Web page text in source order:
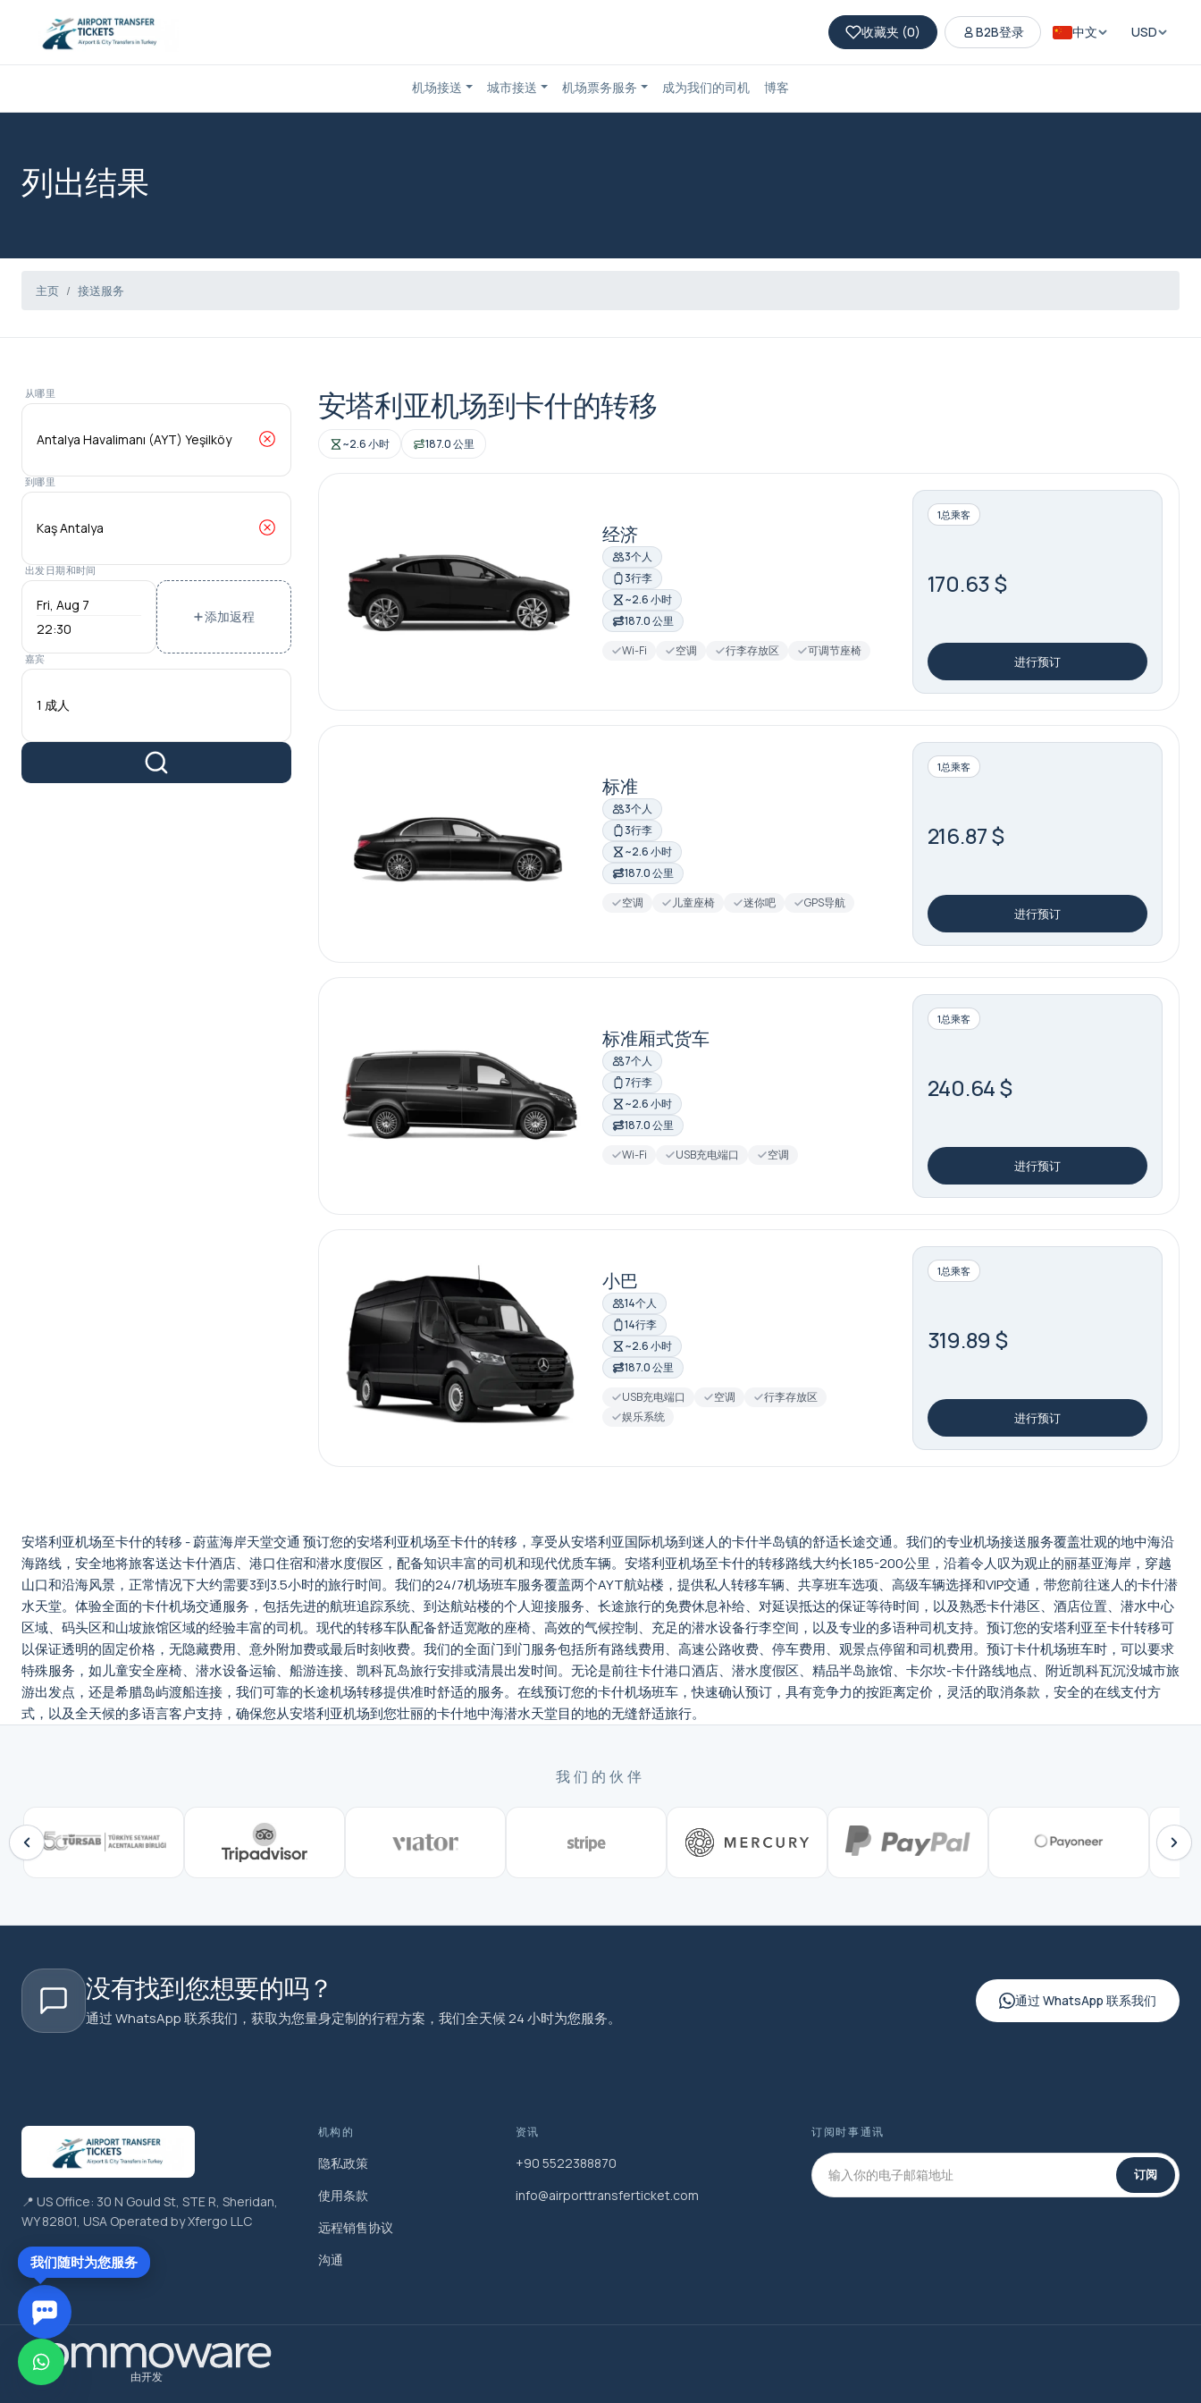
收藏夹 (0) B2B登录 中文 USD
机场接送 城市接送 机场票务服务 成为我们的司机 博客
列出结果
主页 接送服务
从哪里
到哪里
出发日期和时间
22:30
添加返程
嘉宾
1 成人
安塔利亚机场到卡什的转移
~2.6 小时 187.0 公里
经济
3个人
3行李
~2.6 小时
187.0 公里
Wi-Fi
空调 行李存放区 可调节座椅
1总乘客
170.63 $
进行预订
标准
3个人
3行李
~2.6 小时
187.0 公里
空调
儿童座椅 迷你吧 GPS导航
1总乘客
216.87 $
进行预订
标准厢式货车
7个人
7行李
~2.6 小时
187.0 公里
Wi-Fi
USB充电端口 空调
1总乘客
240.64 $
进行预订
小巴
14个人
14行李
~2.6 小时
187.0 公里
USB充电端口
空调
行李存放区
娱乐系统
1总乘客
319.89 $
进行预订
安塔利亚机场至卡什的转移 - 蔚蓝海岸天堂交通 预订您的安塔利亚机场至卡什的转移，享受从安塔利亚国际机场到迷人的卡什半岛镇的舒适长途交通。我们的专业机场接送服务覆盖壮观的地中海沿
海路线，安全地将旅客送达卡什酒店、港口住宿和潜水度假区，配备知识丰富的司机和现代优质车辆。安塔利亚机场至卡什的转移路线大约长185-200公里，沿着令人叹为观止的丽基亚海岸，穿越
山口和沿海风景，正常情况下大约需要3到3.5小时的旅行时间。我们的24/7机场班车服务覆盖两个AYT航站楼，提供私人转移车辆、共享班车选项、高级车辆选择和VIP交通，带您前往迷人的卡什潜
水天堂。体验全面的卡什机场交通服务，包括先进的航班追踪系统、到达航站楼的个人迎接服务、长途旅行的免费休息补给、对延误抵达的保证等待时间，以及熟悉卡什港区、酒店位置、潜水中心
区域、码头区和山坡旅馆区域的经验丰富的司机。现代的转移车队配备舒适宽敞的座椅、高效的气候控制、充足的潜水设备行李空间，以及专业的多语种司机支持。预订您的安塔利亚至卡什转移可
以保证透明的固定价格，无隐藏费用、意外附加费或最后时刻收费。我们的全面门到门服务包括所有路线费用、高速公路收费、停车费用、观景点停留和司机费用。预订卡什机场班车时，可以要求
特殊服务，如儿童安全座椅、潜水设备运输、船游连接、凯科瓦岛旅行安排或清晨出发时间。无论是前往卡什港口酒店、潜水度假区、精品半岛旅馆、卡尔坎-卡什路线地点、附近凯科瓦沉没城市旅
游出发点，还是希腊岛屿渡船连接，我们可靠的长途机场转移提供准时舒适的服务。在线预订您的卡什机场班车，快速确认预订，具有竞争力的按距离定价，灵活的取消条款，安全的在线支付方
式，以及全天候的多语言客户支持，确保您从安塔利亚机场到您壮丽的卡什地中海潜水天堂目的地的无缝舒适旅行。
我们的伙伴
没有找到您想要的吗？
通过 WhatsApp 联系我们，获取为您量身定制的行程方案，我们全天候 24 小时为您服务。
通过 WhatsApp 联系我们
📍 US Office: 30 N Gould St, STE R, Sheridan,
WY 82801, USA Operated by Xfergo LLC
机构的
隐私政策
使用条款
远程销售协议
沟通
资讯
+90 5522388870
info@airporttransferticket.com
订阅时事通讯
订阅
由开发
我们随时为您服务